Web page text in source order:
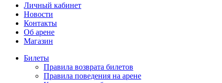
Личный кабинет
Новости
Контакты
Об арене
Магазин
Билеты
Правила возврата билетов
Правила поведения на арене